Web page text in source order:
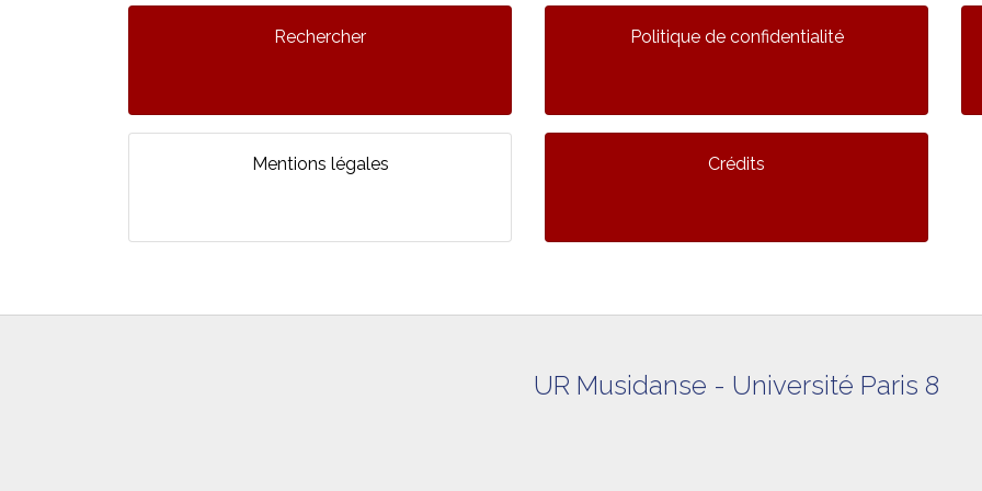
Rechercher Politique de confidentialité
Mentions légales Crédits
UR Musidanse - Université Paris 8